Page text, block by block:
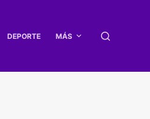
DEPORTE MÁS